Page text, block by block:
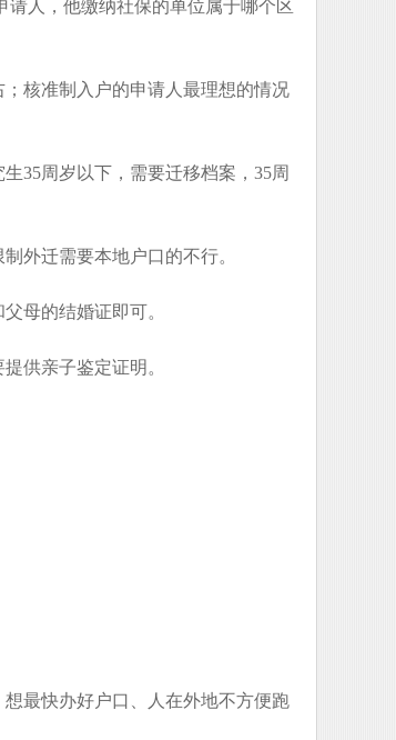
人，他缴纳社保的单位属于哪个区
核准制入户的申请人最理想的情况
35周岁以下，需要迁移档案，35周
外迁需要本地户口的不行。
母的结婚证即可。
供亲子鉴定证明。
最快办好户口、人在外地不方便跑